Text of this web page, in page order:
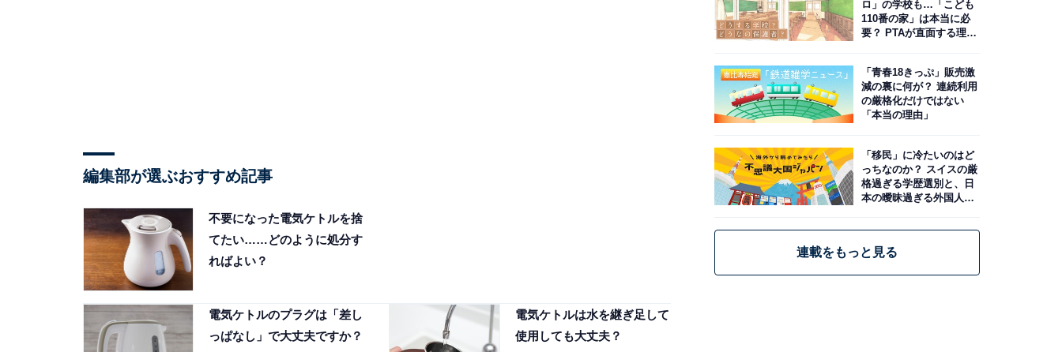
編集部が選ぶおすすめ記事
不要になった電気ケトルを捨
てたい……どのように処分す
ればよい？
電気ケトルのプラグは「差し
っぱなし」で大丈夫ですか？
電気ケトルは水を継ぎ足して
使用しても大丈夫？
ロ」の学校も…「こども
110番の家」は本当に必
要？ PTAが直面する理想
「青春18きっぷ」販売激
減の裏に何が？ 連続利用
の厳格化だけではない
「本当の理由」
「移民」に冷たいのはど
っちなのか？ スイスの厳
格過ぎる学歴選別と、日
本の曖昧過ぎる外国人政
連載をもっと見る